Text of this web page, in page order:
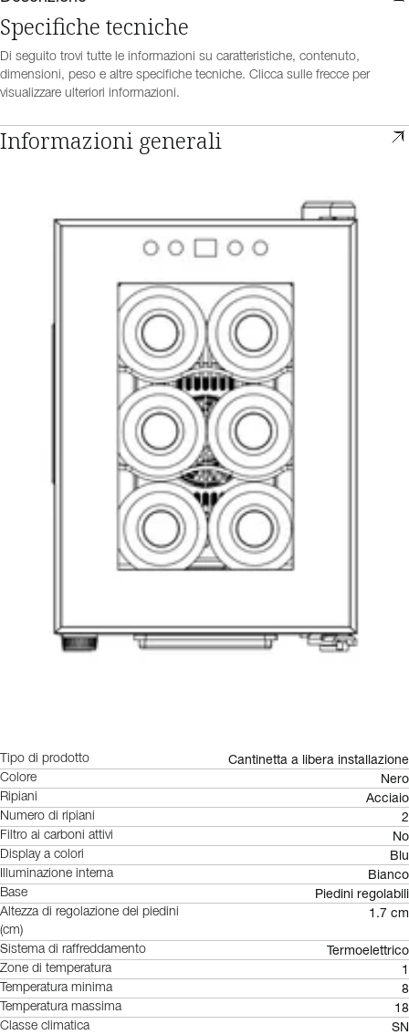
Specifiche tecniche
Di seguito trovi tutte le informazioni su caratteristiche, contenuto,
dimensioni, peso e altre specifiche tecniche. Clicca sulle frecce per
visualizzare ulteriori informazioni.
Informazioni generali
Tipo di prodotto Cantinetta a libera installazione
Colore Nero
Ripiani Acciaio
Numero di ripiani 2
Filtro ai carboni attivi No
Display a colori Blu
Illuminazione interna Bianco
Base Piedini regolabili
Altezza di regolazione dei piedini
(cm)
1.7 cm
Sistema di raffreddamento Termoelettrico
Zone di temperatura 1
Temperatura minima 8
Temperatura massima 18
Classe climatica SN